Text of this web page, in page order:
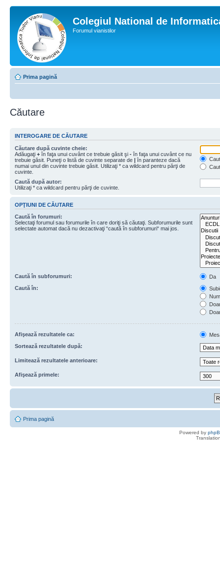
Colegiul National de
Forumul vianistilor
Prima pagină
Căutare
INTEROGARE DE CĂUTARE
Căutare după cuvinte cheie:
Adăugaţi + în faţa unui cuvânt ce trebuie găsit şi - în faţa unui cuvânt ce nu
trebuie găsit. Puneţi o listă de cuvinte separate de | în paranteze dacă
numai unul din cuvinte trebuie găsit. Utilizaţi * ca wildcard pentru părţi de
cuvinte.
Caută după autor:
Utilizaţi * ca wildcard pentru părţi de cuvinte.
OPŢIUNI DE CĂUTARE
Caută în forumuri:
Selectaţi forumul sau forumurile în care doriţi să căutaţi. Subforumurile sunt
selectate automat dacă nu dezactivaţi “caută în subforumuri“ mai jos.
Caută în subforumuri:
Da
Caută în:
Afişează rezultatele ca:
Sortează rezultatele după:
Limitează rezultatele anterioare:
Afişează primele:
Prima pagină
Powered by